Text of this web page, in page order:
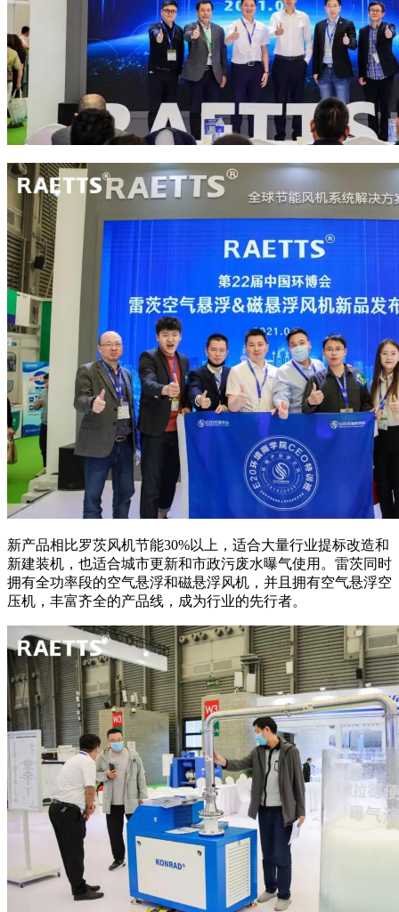
新产品相比罗茨风机节能30%以上，适合大量行业提标改造和
新建装机，也适合城市更新和市政污废水曝气使用。雷茨同时
拥有全功率段的空气悬浮和磁悬浮风机，并且拥有空气悬浮空
压机，丰富齐全的产品线，成为行业的先行者。